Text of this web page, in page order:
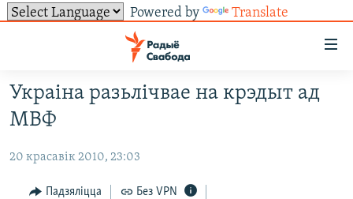
Powered by Translate
ўнівэрсальнага
доступу
Перайсьці
да
галоўнага
Перайсьці
НАВІНЫ
ВІДЭА І ФОТА
ЛЮДЗІ
ТЭСТЫ
БЛОГІ
СУВЯЗЬ
АБЫСЬЦІ БЛЯКАВАНЬНЕ
ПАДПІСАЦЦА
Украіна разьлічвае на крэдыт ад
МВФ
20 красавік 2010, 23:03
Падзяліцца Без VPN